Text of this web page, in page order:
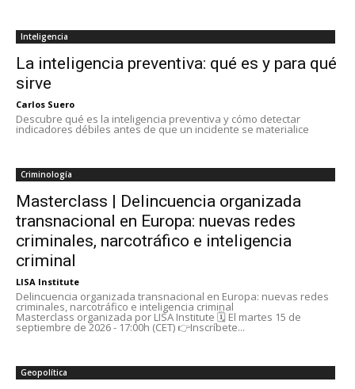
Inteligencia
La inteligencia preventiva: qué es y para qué
sirve
Carlos Suero
Descubre qué es la inteligencia preventiva y cómo detectar
indicadores débiles antes de que un incidente se materialice
Criminología
Masterclass | Delincuencia organizada
transnacional en Europa: nuevas redes
criminales, narcotráfico e inteligencia
criminal
LISA Institute
Delincuencia organizada transnacional en Europa: nuevas redes
criminales, narcotráfico e inteligencia criminal
Masterclass organizada por LISA Institute 🗓️ El martes 15 de
septiembre de 2026 - 17:00h (CET) 👉Inscríbete...
Geopolítica